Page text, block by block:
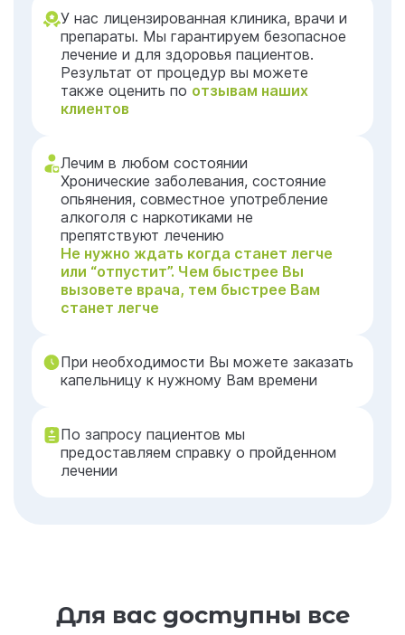
У нас лицензированная клиника, врачи и
препараты. Мы гарантируем безопасное
лечение и для здоровья пациентов.
Результат от процедур вы можете
также оценить по отзывам наших
клиентов
Лечим в любом состоянии
Хронические заболевания, состояние
опьянения, совместное употребление
алкоголя с наркотиками не
препятствуют лечению
Не нужно ждать когда станет легче
или “отпустит”. Чем быстрее Вы
вызовете врача, тем быстрее Вам
станет легче
При необходимости Вы можете заказать
капельницу к нужному Вам времени
По запросу пациентов мы
предоставляем справку о пройденном
лечении
Для вас доступны все